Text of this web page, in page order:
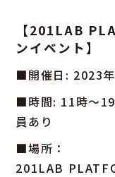
【201LAB
ンイベント】
■開催日: 2023年
■時間: 11時～
員あり
■場所：
201LAB